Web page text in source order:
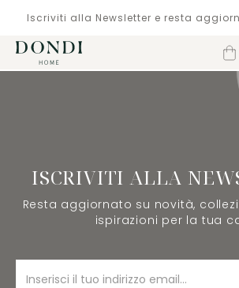
Iscriviti alla Newsletter e resta
ISCRIVITI ALLA
Resta aggiornato su novità,
ispirazioni per la tua